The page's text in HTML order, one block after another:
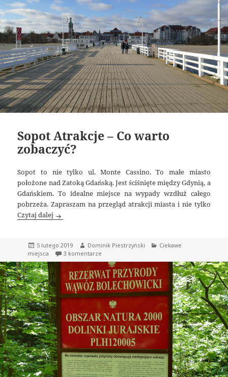
Sopot Atrakcje – Co warto
zobaczyć?
Sopot to nie tylko ul. Monte Cassino. To małe miasto
położone nad Zatoką Gdańską. Jest ściśnięte między Gdynią, a
Gdańskiem. To idealne miejsce na wypady wzdłuż całego
pobrzeża. Zapraszam na przegląd atrakcji miasta i nie tylko
Czytaj dalej Sopot Atrakcje – Co warto zobaczyć?
Data
publikacji
5 lutego 2019 Autor
Dominik Piestrzyński Kategorie
Ciekawe
miejsca
3 komentarzedo Sopot Atrakcje – Co warto zobaczyć?